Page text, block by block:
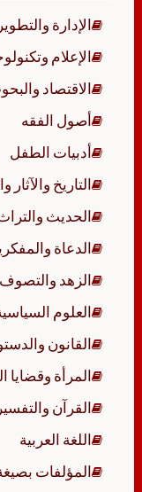
الإدارة
الإعلام
الاقتصاد
أصول الفقه
أدبيات الطفل
التاريخ والآثار
الحديث
الدعاة
الزهد والتصوف
العلوم
القانون
المرأة وقضايا
القرآن والتفسير
اللغة العربية
المؤلفات